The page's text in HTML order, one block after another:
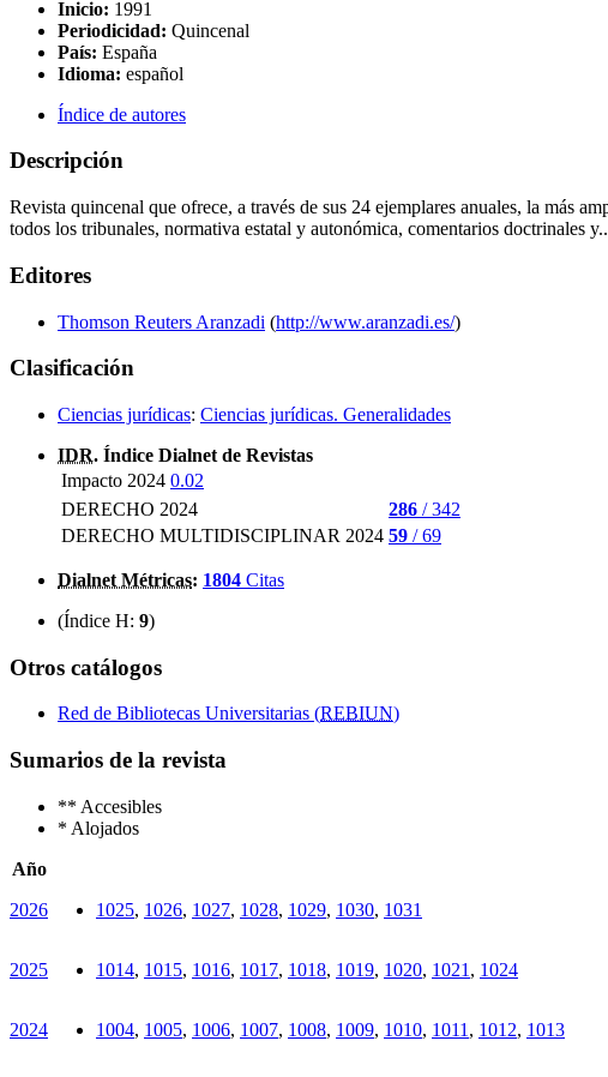
Inicio: 1991
Periodicidad: Quincenal
País: España
Idioma: español
Índice de autores
Descripción
Revista quincenal que ofrece, a través de sus 24 ejemplares anuales, la más
todos los tribunales, normativa estatal y autonómica, comentarios doctrinales
Editores
Thomson Reuters Aranzadi (http://www.aranzadi.es/)
Clasificación
Ciencias jurídicas: Ciencias jurídicas. Generalidades
IDR. Índice Dialnet de Revistas
Impacto 2024 0.02
DERECHO 2024
286 / 342
DERECHO MULTIDISCIPLINAR 2024 59 / 69
Dialnet Métricas: 1804 Citas
(Índice H: 9)
Otros catálogos
Red de Bibliotecas Universitarias (REBIUN)
Sumarios de la revista
** Accesibles
* Alojados
Año
2026
1025, 1026, 1027, 1028, 1029, 1030, 1031
2025 1014, 1015, 1016, 1017, 1018, 1019, 1020, 1021 , 1024
2024 1004, 1005, 1006, 1007, 1008, 1009, 1010, 1011 , 1012, 1013